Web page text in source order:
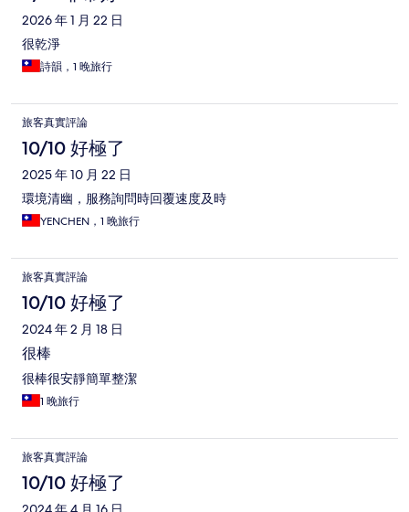
2026 年 1 月 22 日
很乾淨
詩韻，1 晚旅行
旅客真實評論
10/10 好極了
2025 年 10 月 22 日
環境清幽，服務詢問時回覆速度及時
YENCHEN，1 晚旅行
旅客真實評論
10/10 好極了
2024 年 2 月 18 日
很棒
很棒很安靜簡單整潔
1 晚旅行
旅客真實評論
10/10 好極了